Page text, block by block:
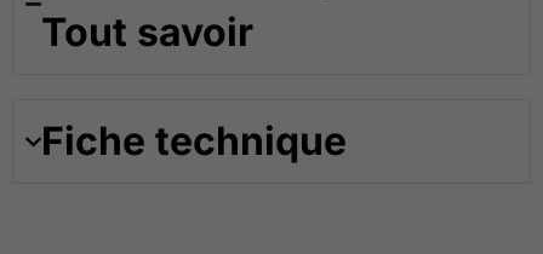
Tout savoir
Fiche technique